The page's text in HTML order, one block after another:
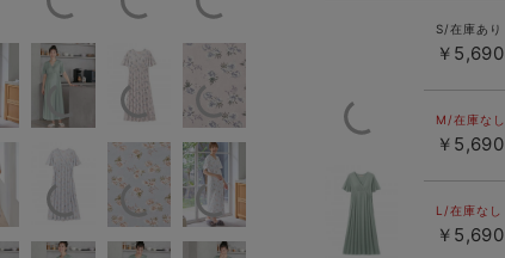
ライトグリ
ーン
S/在庫あり
￥5,690
M/在庫なし
￥5,690
L/在庫なし
￥5,690